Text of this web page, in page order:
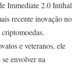
Immediate 2.0 Intihal
recente inovação no
e veteranos, ele
envolver na